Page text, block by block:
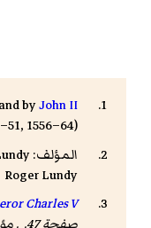
byJohn II
1556–64)
Roger Lundy
Charles V